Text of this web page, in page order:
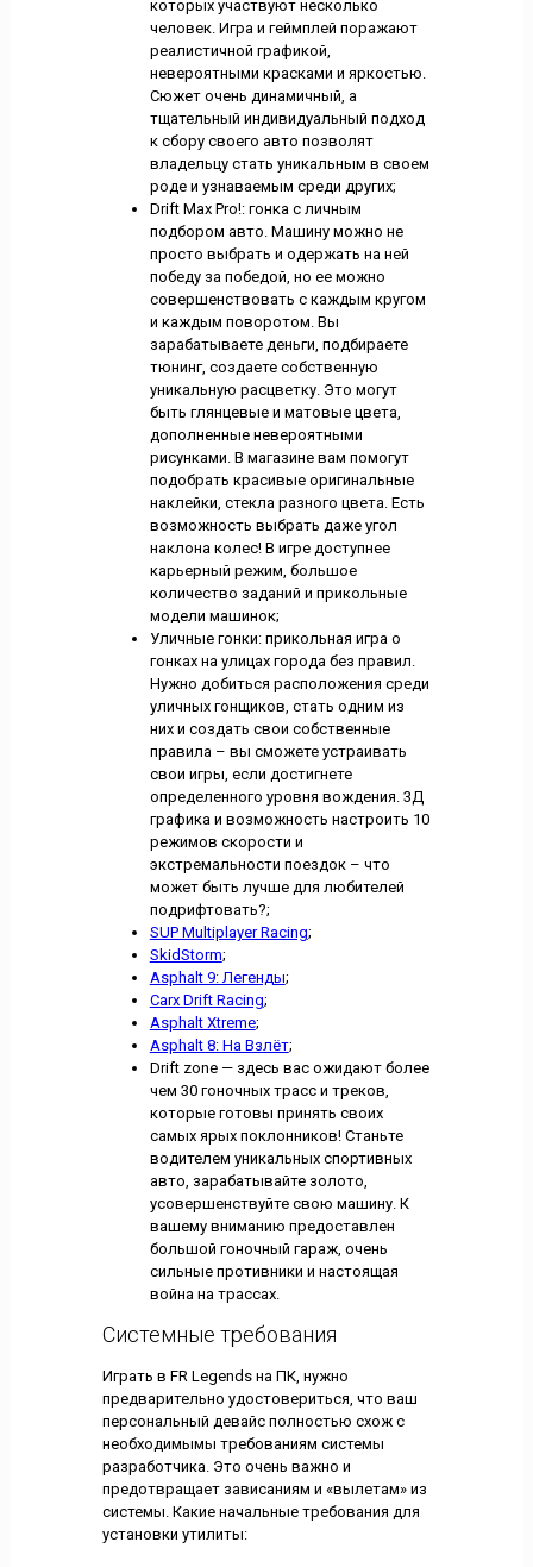
которых участвуют несколько
человек. Игра и геймплей поражают
реалистичной графикой,
невероятными красками и яркостью.
Сюжет очень динамичный, а
тщательный индивидуальный подход
к сбору своего авто позволят
владельцу стать уникальным в своем
роде и узнаваемым среди других;
Drift Max Pro!: гонка с личным
подбором авто. Машину можно не
просто выбрать и одержать на ней
победу за победой, но ее можно
совершенствовать с каждым кругом
и каждым поворотом. Вы
зарабатываете деньги, подбираете
тюнинг, создаете собственную
уникальную расцветку. Это могут
быть глянцевые и матовые цвета,
дополненные невероятными
рисунками. В магазине вам помогут
подобрать красивые оригинальные
наклейки, стекла разного цвета. Есть
возможность выбрать даже угол
наклона колес! В игре доступнее
карьерный режим, большое
количество заданий и прикольные
модели машинок;
Уличные гонки: прикольная игра о
гонках на улицах города без правил.
Нужно добиться расположения среди
уличных гонщиков, стать одним из
них и создать свои собственные
правила – вы сможете устраивать
свои игры, если достигнете
определенного уровня вождения. 3Д
графика и возможность настроить 10
режимов скорости и
экстремальности поездок – что
может быть лучше для любителей
подрифтовать?;
SUP Multiplayer Racing;
SkidStorm;
Asphalt 9: Легенды;
Carx Drift Racing;
Asphalt Xtreme;
Asphalt 8: На Взлёт;
Drift zone — здесь вас ожидают более
чем 30 гоночных трасс и треков,
которые готовы принять своих
самых ярых поклонников! Станьте
водителем уникальных спортивных
авто, зарабатывайте золото,
усовершенствуйте свою машину. К
вашему вниманию предоставлен
большой гоночный гараж, очень
сильные противники и настоящая
война на трассах.
Системные требования
Играть в FR Legends на ПК, нужно
предварительно удостовериться, что ваш
персональный девайс полностью схож с
необходимымы требованиям системы
разработчика. Это очень важно и
предотвращает зависаниям и «вылетам» из
системы. Какие начальные требования для
установки утилиты: